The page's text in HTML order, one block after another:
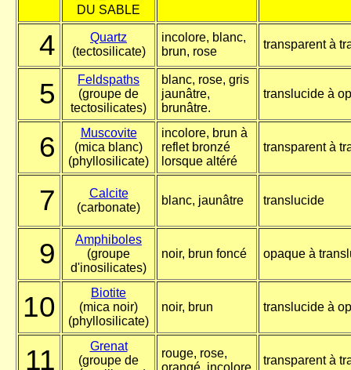
DU SABLE
4
Quartz
(tectosilicate)
incolore, blanc,
brun, rose
transparent à
5
Feldspaths
(groupe de
tectosilicates)
blanc, rose, gris
jaunâtre,
brunâtre.
translucide à
6
Muscovite
(mica blanc)
(phyllosilicate)
incolore, brun à
reflet bronzé
lorsque altéré
transparent à
7
Calcite
(carbonate)
blanc, jaunâtre translucide
9
Amphiboles
(groupe
d'inosilicates)
noir, brun foncé opaque à
10
Biotite
(mica noir)
(phyllosilicate)
noir, brun translucide à
11
Grenat
(groupe de
rouge, rose,
transparent à